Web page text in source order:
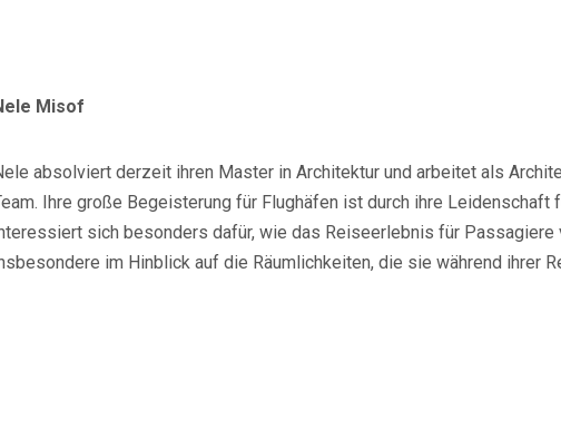
Misof
absolviert derzeit ihren Master in Architektur und arbeitet als
Ihre große Begeisterung für Flughäfen ist durch ihre Leidenschaft
sich besonders dafür, wie das Reiseerlebnis für Passagiere
im Hinblick auf die Räumlichkeiten, die sie während ihrer